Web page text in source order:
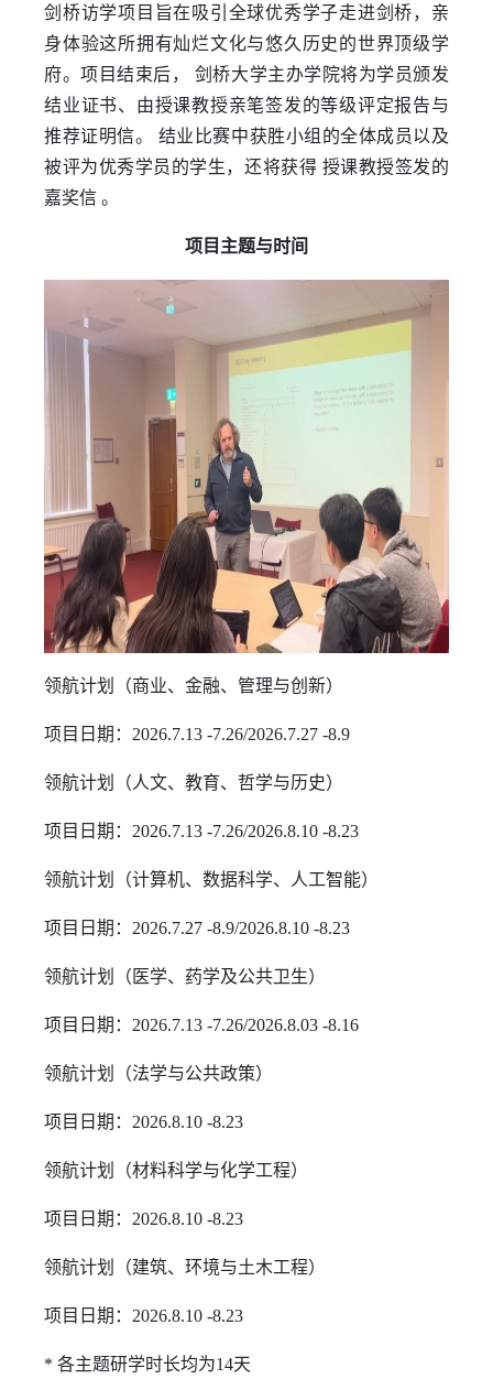
剑桥访学项目旨在吸引全球优秀学子走进剑桥，亲
身体验这所拥有灿烂文化与悠久历史的世界顶级学
府。项目结束后， 剑桥大学主办学院将为学员颁发
结业证书、由授课教授亲笔签发的等级评定报告与
推荐证明信。 结业比赛中获胜小组的全体成员以及
被评为优秀学员的学生，还将获得 授课教授签发的
嘉奖信 。
项目主题与时间
领航计划（商业、金融、管理与创新）
项目日期：2026.7.13 -7.26/2026.7.27 -8.9
领航计划（人文、教育、哲学与历史）
项目日期：2026.7.13 -7.26/2026.8.10 -8.23
领航计划（计算机、数据科学、人工智能）
项目日期：2026.7.27 -8.9/2026.8.10 -8.23
领航计划（医学、药学及公共卫生）
项目日期：2026.7.13 -7.26/2026.8.03 -8.16
领航计划（法学与公共政策）
项目日期：2026.8.10 -8.23
领航计划（材料科学与化学工程）
项目日期：2026.8.10 -8.23
领航计划（建筑、环境与土木工程）
项目日期：2026.8.10 -8.23
* 各主题研学时长均为14天